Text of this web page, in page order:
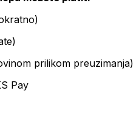
prilikom preuzimanja)
Pay